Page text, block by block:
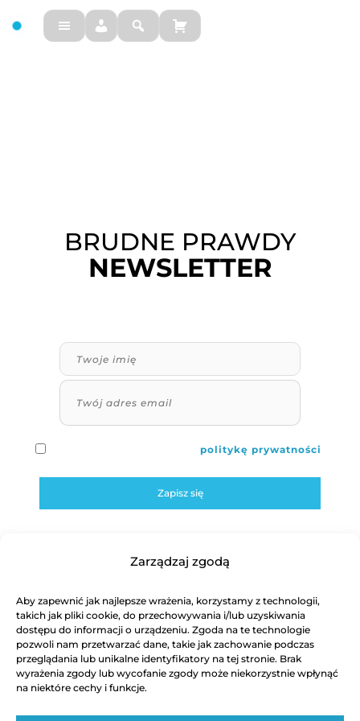
Zarządzaj zgodą
Aby zapewnić jak najlepsze wrażenia, korzystamy z technologii,
takich jak pliki cookie, do przechowywania i/lub uzyskiwania
dostępu do informacji o urządzeniu. Zgoda na te technologie
pozwoli nam przetwarzać dane, takie jak zachowanie podczas
przeglądania lub unikalne identyfikatory na tej stronie. Brak
wyrażenia zgody lub wycofanie zgody może niekorzystnie wpłynąć
na niektóre cechy i funkcje.
FM
BRUDNE PRAWDY
NEWSLETTER
politykę prywatności
Zapisz się
Autor wtyczki: Świnicki w Sieci |